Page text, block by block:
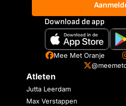
Download de app
Mee Met Oranje
Atleten
Jutta Leerdam
Max Verstappen